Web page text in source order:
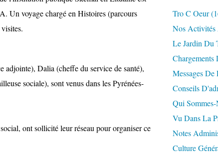
Un voyage chargé en Histoires (parcours
adjointe), Dalia (cheffe du service de santé),
sociale), sont venus dans les Pyrénées-
ont sollicité leur réseau pour organiser ce
Tro C Oeur
Nos Activités
Le Jardin Du
Chargements
Messages De
Conseils
Qui
Vu Dans La
Notes
Culture